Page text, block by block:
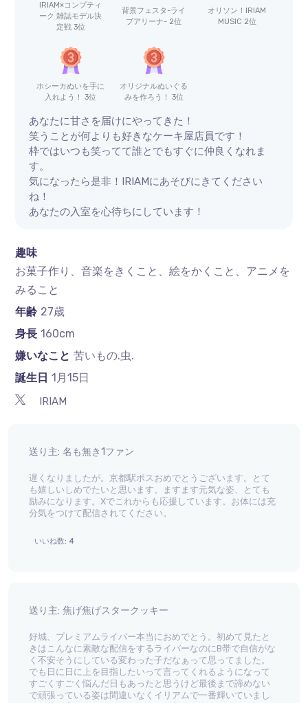
IRIAM×コンプティ
ーク 雑誌モデル決
定戦 3位
背景フェスタ-ライ
ブアリーナ- 2位
オリソン！IRIAM
MUSIC 2位
ホシーカぬいを手に
入れよう！ 3位
オリジナルぬいぐる
みを作ろう！ 3位
あなたに甘さを届けにやってきた！
笑うことが何よりも好きなケーキ屋店員です！
枠ではいつも笑ってて誰とでもすぐに仲良くなれま
す。
気になったら是非！IRIAMにあそびにきてください
ね！
あなたの入室を心待ちにしています！
趣味
お菓子作り、音楽をきくこと、絵をかくこと、アニメを
みること
年齢 27歳
身長 160cm
嫌いなこと 苦いもの.虫.
誕生日 1月15日
IRIAM
送り主: 名も無き1ファン
遅くなりましたが。京都駅ポスおめでとうございます。とて
も嬉しいしめでたいと思います。ますます元気な姿、とても
励みになります。Xでこれからも応援しています。お体には充
分気をつけて配信されてください。
いいね数: 4
送り主: 焦げ焦げスタークッキー
好城、プレミアムライバー本当におめでとう。初めて見たと
きはこんなに素敵な配信をするライバーなのにB帯で自信がな
く不安そうにしている変わった子だなぁって思ってました。
でも日に日に上を目指したいって言ってくれるようになって
すごくすごく悩んだ日もあったと思うけど最後まで諦めない
で頑張っている姿は間違いなくイリアムで一番輝いていまし